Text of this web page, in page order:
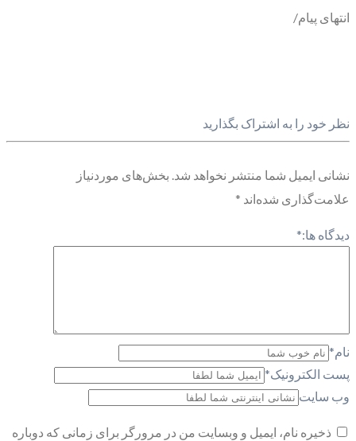
انتهای پیام/
نظر خود را به اشتراک بگذارید
نشانی ایمیل شما منتشر نخواهد شد. بخش‌های موردنیاز
علامت‌گذاری شده‌اند *
دیدگاه ها:*
نام*
پست الکترونیک*
وب سایت
ذخیره نام، ایمیل و وبسایت من در مرورگر برای زمانی که دوباره